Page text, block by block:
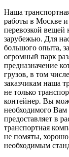
Наша
работы в Москве
перевозкой
зарубежью. Для
большого опыта,
огромный парк
предназначение
грузов, в том
заказчикам наша
не только
контейнер. Вы
необходимого
предоставляет в
транспортная
не помяты, хорошо
необходимым